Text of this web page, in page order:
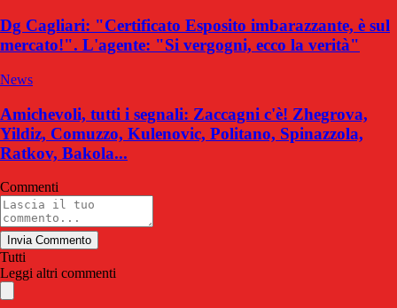
Dg Cagliari: "Certificato Esposito imbarazzante, è sul
mercato!". L'agente: "Si vergogni, ecco la verità"
News
Amichevoli, tutti i segnali: Zaccagni c'è! Zhegrova,
Yildiz, Comuzzo, Kulenovic, Politano, Spinazzola,
Ratkov, Bakola...
Commenti
Invia Commento
Tutti
Leggi altri commenti